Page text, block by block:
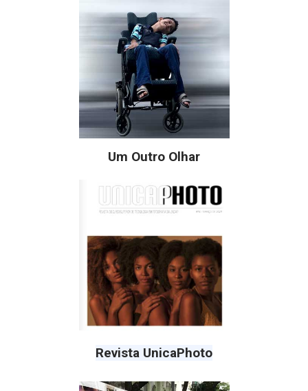
Um Outro Olhar
Revista UnicaPhoto